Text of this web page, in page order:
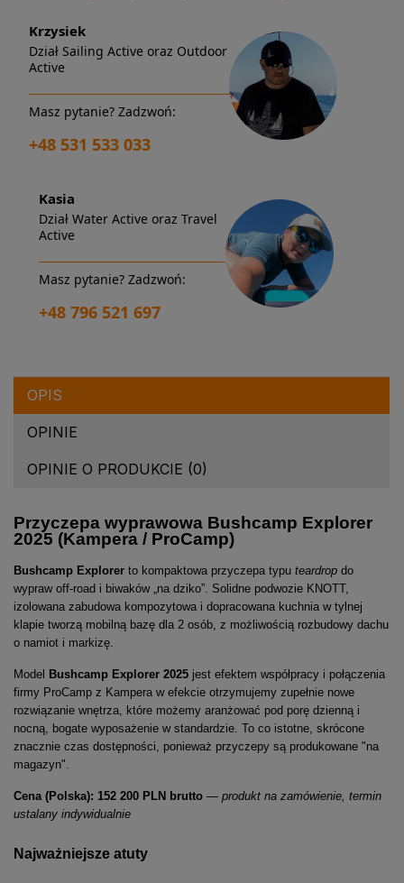
Krzysiek
Dział Sailing Active oraz Outdoor
Active
Masz pytanie? Zadzwoń:
+48 531 533 033
Kasia
Dział Water Active oraz Travel
Active
Masz pytanie? Zadzwoń:
+48 796 521 697
OPIS
OPINIE
OPINIE O PRODUKCIE (0)
Przyczepa wyprawowa Bushcamp Explorer
2025 (Kampera / ProCamp)
Bushcamp Explorer to kompaktowa przyczepa typu teardrop do
wypraw off-road i biwaków „na dziko”. Solidne podwozie KNOTT,
izolowana zabudowa kompozytowa i dopracowana kuchnia w tylnej
klapie tworzą mobilną bazę dla 2 osób, z możliwością rozbudowy dachu
o namiot i markizę.
Model Bushcamp Explorer 2025 jest efektem współpracy i połączenia
firmy ProCamp z Kampera w efekcie otrzymujemy zupełnie nowe
rozwiązanie wnętrza, które możemy aranżować pod porę dzienną i
nocną, bogate wyposażenie w standardzie. To co istotne, skrócone
znacznie czas dostępności, ponieważ przyczepy są produkowane "na
magazyn".
Cena (Polska): 152 200 PLN brutto — produkt na zamówienie, termin
ustalany indywidualnie
Najważniejsze atuty